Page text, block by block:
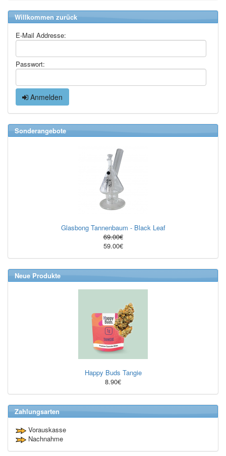
Willkommen zurück
E-Mail Addresse:
Passwort:
Anmelden
Sonderangebote
Glasbong Tannenbaum - Black Leaf
69.00€
59.00€
Neue Produkte
Happy Buds Tangie
8.90€
Zahlungsarten
Vorauskasse
Nachnahme